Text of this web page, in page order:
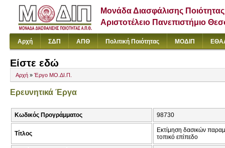
Μονάδα Διασφάλισης Ποιότητας
Αριστοτέλειο Πανεπιστήμιο
Αρχή ΣΔΠ ΑΠΘ Πολιτική Ποιότητας ΜΟΔΙΠ
Είστε εδώ
Αρχή » Έργο ΜΟ.ΔΙ.Π.
Ερευνητικά Έργα
Κωδικός Προγράμματος 98730
Τίτλος
Εκτίμηση δασικών
τοπικό επίπεδο